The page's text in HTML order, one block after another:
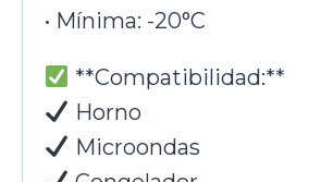
• Mínima: -20°C
**Compatibilidad:**
Horno
Microondas